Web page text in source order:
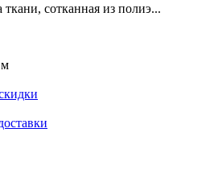
ткани, сотканная из полиэ...
м